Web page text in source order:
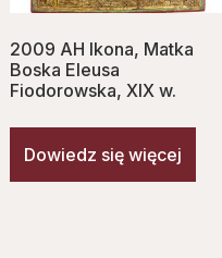
2009 AH Ikona, Matka
Boska Eleusa
Fiodorowska, XIX w.
Dowiedz się więcej